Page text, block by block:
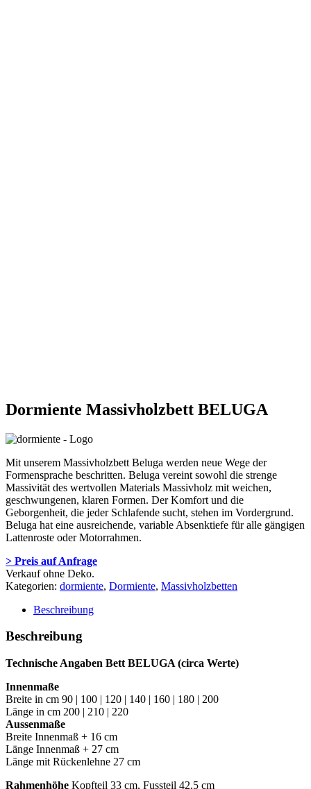
Dormiente Massivholzbett BELUGA
Mit unserem Massivholzbett Beluga werden neue Wege der
Formensprache beschritten. Beluga vereint sowohl die strenge
Massivität des wertvollen Materials Massivholz mit weichen,
geschwungenen, klaren Formen. Der Komfort und die
Geborgenheit, die jeder Schlafende sucht, stehen im Vordergrund.
Beluga hat eine ausreichende, variable Absenktiefe für alle gängigen
Lattenroste oder Motorrahmen.
> Preis auf Anfrage
Verkauf ohne Deko.
Kategorien: dormiente, Dormiente, Massivholzbetten
Beschreibung
Beschreibung
Technische Angaben Bett BELUGA (circa Werte)
Innenmaße
Breite in cm 90 | 100 | 120 | 140 | 160 | 180 | 200
Länge in cm 200 | 210 | 220
Aussenmaße
Breite Innenmaß + 16 cm
Länge Innenmaß + 27 cm
Länge mit Rückenlehne 27 cm
Rahmenhöhe Kopfteil 33 cm, Fussteil 42,5 cm